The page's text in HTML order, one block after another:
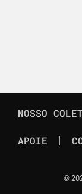
NOSSO
APOIE
©